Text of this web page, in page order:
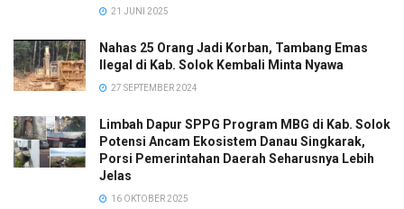
21 JUNI 2025
Nahas 25 Orang Jadi Korban, Tambang Emas
Ilegal di Kab. Solok Kembali Minta Nyawa
27 SEPTEMBER 2024
Limbah Dapur SPPG Program MBG di Kab. Solok
Potensi Ancam Ekosistem Danau Singkarak,
Porsi Pemerintahan Daerah Seharusnya Lebih
Jelas
16 OKTOBER 2025